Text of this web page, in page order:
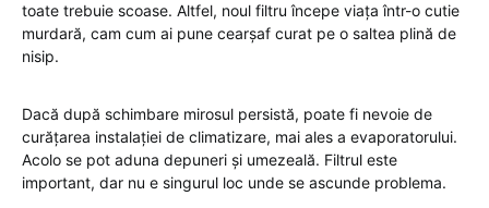
toate trebuie scoase. Altfel, noul filtru începe viața într-o cutie
murdară, cam cum ai pune cearșaf curat pe o saltea plină de
nisip.
Dacă după schimbare mirosul persistă, poate fi nevoie de
curățarea instalației de climatizare, mai ales a evaporatorului.
Acolo se pot aduna depuneri și umezeală. Filtrul este
important, dar nu e singurul loc unde se ascunde problema.